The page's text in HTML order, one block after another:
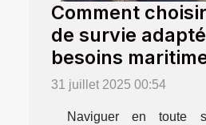
Comment
de survie
besoins
31 juillet 2025 00:54
Naviguer en toute